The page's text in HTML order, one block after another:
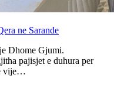
ne Sarande
Dhome Gjumi.
pajisjet e duhura per
vije…